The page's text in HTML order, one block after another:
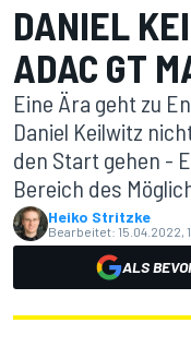
DANIEL
ADAC GT
Eine Ära geht zu
Daniel Keilwitz
den Start gehen -
Bereich des
Heiko Stritzke
Bearbeitet: 15.04.2022,
ALS